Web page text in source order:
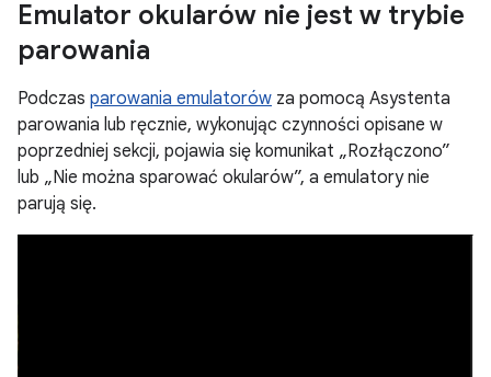
Emulator okularów nie jest w trybie
parowania
Podczas parowania emulatorów za pomocą Asystenta
parowania lub ręcznie, wykonując czynności opisane w
poprzedniej sekcji, pojawia się komunikat „Rozłączono”
lub „Nie można sparować okularów”, a emulatory nie
parują się.